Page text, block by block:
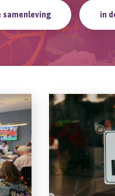
samenleving in